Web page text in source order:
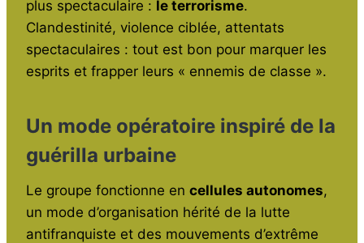
plus spectaculaire : le terrorisme.
Clandestinité, violence ciblée, attentats
spectaculaires : tout est bon pour marquer les
esprits et frapper leurs « ennemis de classe ».
Un mode opératoire inspiré de la
guérilla urbaine
Le groupe fonctionne en cellules autonomes,
un mode d’organisation hérité de la lutte
antifranquiste et des mouvements d’extrême